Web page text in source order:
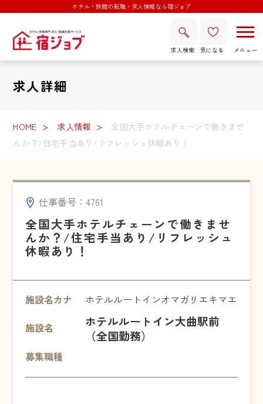
ホテル・旅館の転職・求人情報なら宿ジョブ
求人検索 気になる
求人詳細
HOME 求人情報
全国大手ホテルチェーンで働きませ
んか？/住宅手当あり/リフレッシュ休暇あり！
仕事番号：4761
全国大手ホテルチェーンで働きませ
んか？/住宅手当あり/リフレッシュ
休暇あり！
施設名カナ
ホテルルートインオマガリエキマエ
施設名
ホテルルートイン大曲駅前
（全国勤務）
募集職種